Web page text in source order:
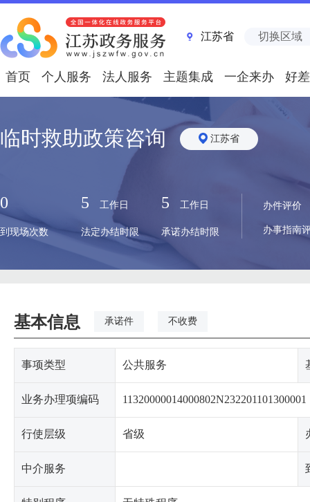
江苏省 切换区域
首页 个人服务 法人服务 主题集成 一企来办 好
临时救助政策咨询 江苏省
0
到现场次数
5 工作日
法定办结时限
5 工作日
承诺办结时限
办件评价
办事指南
基本信息 承诺件 不收费
事项类型 公共服务
业务办理项编码 11320000014000802N232201101300001
行使层级 省级
中介服务